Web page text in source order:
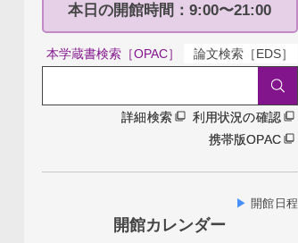
本日の開館時間：9:00〜21:00
本学蔵書検索［OPAC］ 論文検索［EDS］
詳細検索
利用状況の確認
携帯版OPAC
雑誌タイトルから探す
▶ 開館日程
開館カレンダー